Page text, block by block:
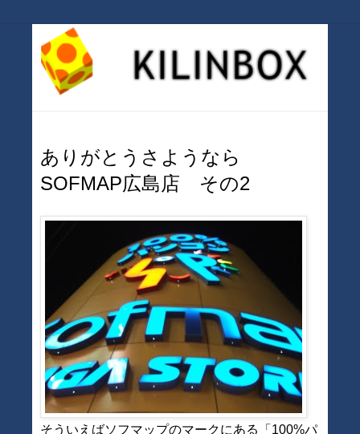
ありがとうさようなら
SOFMAP広島店 その2
そういえばソフマップのマークにある「100%パ